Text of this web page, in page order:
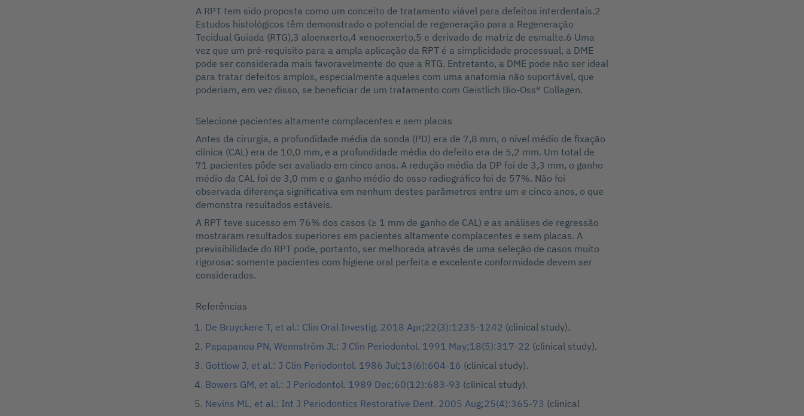
A RPT tem sido proposta como um conceito de tratamento viável para defeitos interdentais.2
Estudos histológicos têm demonstrado o potencial de regeneração para a Regeneração
Tecidual Guiada (RTG),3 aloenxerto,4 xenoenxerto,5 e derivado de matriz de esmalte.6 Uma
vez que um pré-requisito para a ampla aplicação da RPT é a simplicidade processual, a DME
pode ser considerada mais favoravelmente do que a RTG. Entretanto, a DME pode não ser ideal
para tratar defeitos amplos, especialmente aqueles com uma anatomia não suportável, que
poderiam, em vez disso, se beneficiar de um tratamento com Geistlich Bio-Oss® Collagen.
Selecione pacientes altamente complacentes e sem placas
Antes da cirurgia, a profundidade média da sonda (PD) era de 7,8 mm, o nível médio de fixação
clínica (CAL) era de 10,0 mm, e a profundidade média do defeito era de 5,2 mm. Um total de
71 pacientes pôde ser avaliado em cinco anos. A redução média da DP foi de 3,3 mm, o ganho
médio da CAL foi de 3,0 mm e o ganho médio do osso radiográfico foi de 57%. Não foi
observada diferença significativa em nenhum destes parâmetros entre um e cinco anos, o que
demonstra resultados estáveis.
A RPT teve sucesso em 76% dos casos (≥ 1 mm de ganho de CAL) e as análises de regressão
mostraram resultados superiores em pacientes altamente complacentes e sem placas. A
previsibilidade do RPT pode, portanto, ser melhorada através de uma seleção de casos muito
rigorosa: somente pacientes com higiene oral perfeita e excelente conformidade devem ser
considerados.
Referências
De Bruyckere T, et al.: Clin Oral Investig. 2018 Apr;22(3):1235-1242 (clinical study).
Papapanou PN, Wennström JL: J Clin Periodontol. 1991 May;18(5):317-22 (clinical study).
Gottlow J, et al.: J Clin Periodontol. 1986 Jul;13(6):604-16 (clinical study).
Bowers GM, et al.: J Periodontol. 1989 Dec;60(12):683-93 (clinical study).
Nevins ML, et al.: Int J Periodontics Restorative Dent. 2005 Aug;25(4):365-73 (clinical